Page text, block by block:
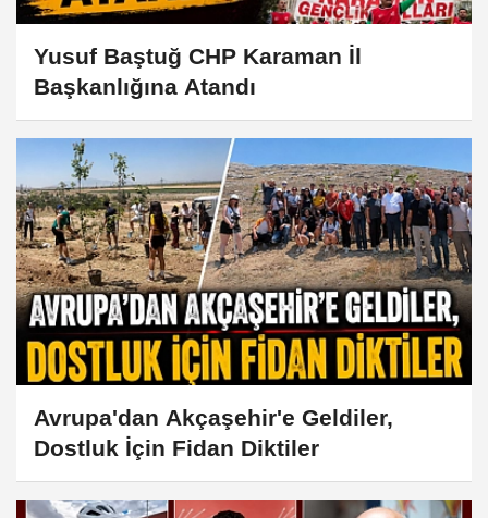
Yusuf Baştuğ CHP Karaman İl
Başkanlığına Atandı
Avrupa'dan Akçaşehir'e Geldiler,
Dostluk İçin Fidan Diktiler